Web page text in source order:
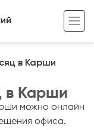
в Карши
в Карши
можно онлайн
офиса.